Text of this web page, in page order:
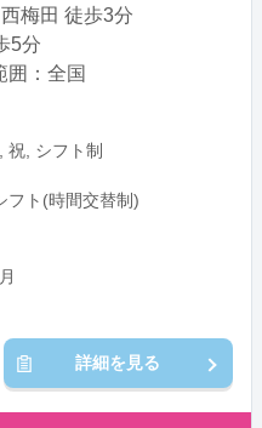
梅田 徒歩3分
5分
囲：全国
祝, シフト制
フト(時間交替制)
詳細を見る